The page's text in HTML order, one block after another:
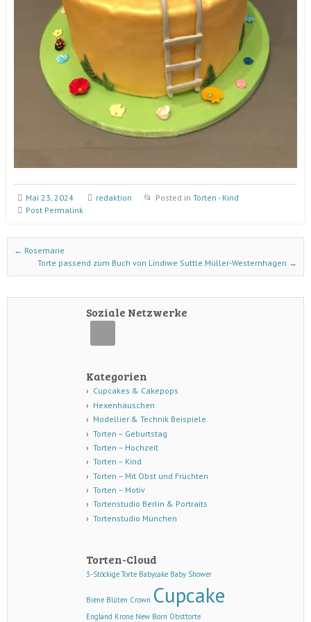
Mai 23, 2024 redaktion Posted inTorten - Kind
Post Permalink
Post navigation
← Rosemarie
Torte passend zum Buch von Lindiwe Suttle Müller-Westernhagen →
Soziale Netzwerke
Kategorien
Cupcakes & Cakepops
Hexenhäuschen
Modellier & Technik Beispiele
Torten – Geburtstag
Torten – Hochzeit
Torten – Kind
Torten – Mit Obst und Früchten
Torten – Motiv
Tortenstudio Berlin & Portraits
Tortenstudio München
Torten-Cloud
3-Stöckige Torte Babycake Baby Shower
Biene Blüten Crown Cupcake
England Krone New Born Obsttorte